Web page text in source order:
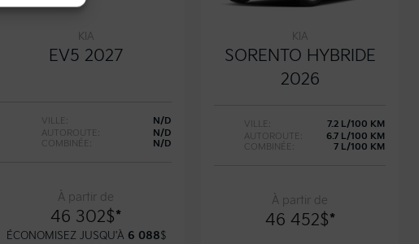
KIA
EV5 2027
VILLE:
N/D
AUTOROUTE:
N/D
COMBINÉE:
N/D
À partir de
46 302$*
ÉCONOMISEZ JUSQU'À 6 088$
KIA
SORENTO HYBRIDE
2026
VILLE:
7.2 L/100 KM
AUTOROUTE:
6.7 L/100 KM
COMBINÉE:
7 L/100 KM
À partir de
46 452$*